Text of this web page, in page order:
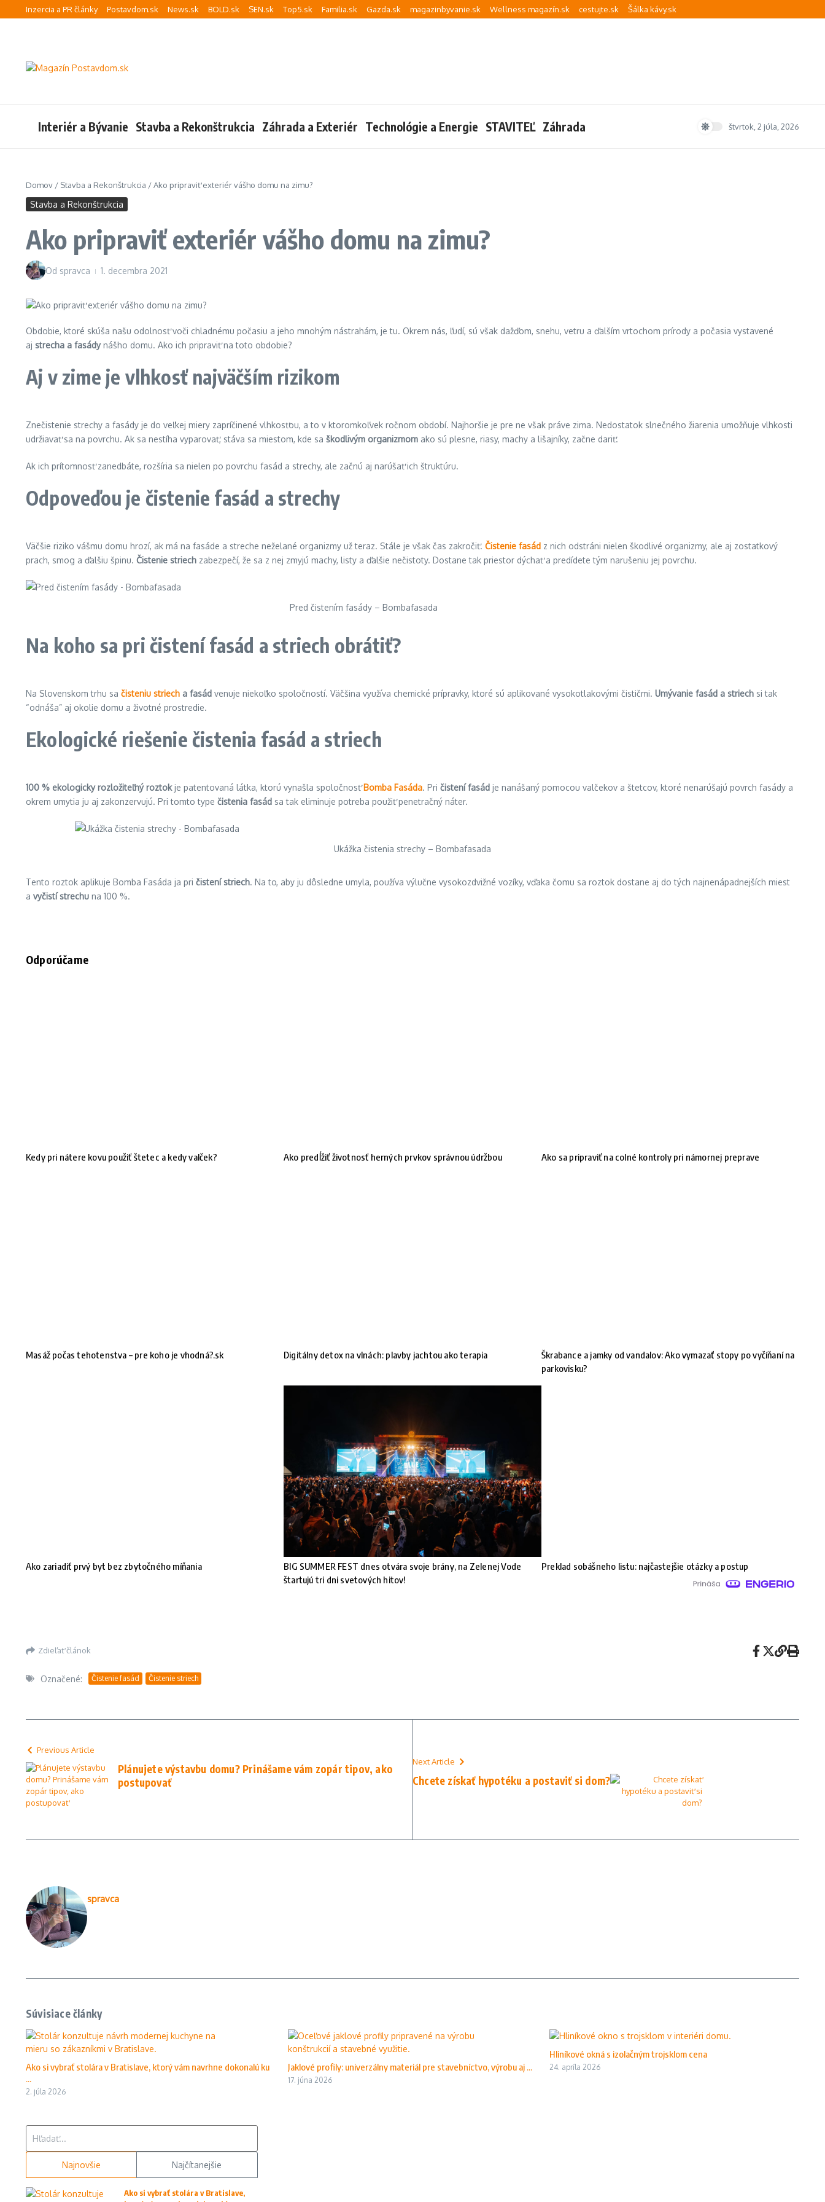
Preskočiť na obsah
Inzercia a PR články Postavdom.sk News.sk BOLD.sk SEN.sk Top5.sk Familia.sk Gazda.sk magazinbyvanie.sk Wellness magazín.sk cestujte.sk Šálka kávy.sk
Interiér a Bývanie Stavba a Rekonštrukcia Záhrada a Exteriér Technológie a Energie STAVITEĽ Záhrada štvrtok, 2 júla, 2026
Domov / Stavba a Rekonštrukcia /Ako pripraviť exteriér vášho domu na zimu?
Stavba a Rekonštrukcia
Ako pripraviť exteriér vášho domu na zimu?
Od spravca 1. decembra 2021
Obdobie, ktoré skúša našu odolnosť voči chladnému počasiu a jeho mnohým nástrahám, je tu. Okrem nás, ľudí, sú však dažďom, snehu, vetru a ďalším vrtochom prírody a počasia vystavené
aj strecha a fasádynášho domu. Ako ich pripraviť na toto obdobie?
Aj v zime je vlhkosť najväčším rizikom
Znečistenie strechy a fasády je do veľkej miery zapríčinené vlhkosťou, a to v ktoromkoľvek ročnom období. Najhoršie je pre ne však práve zima. Nedostatok slnečného žiarenia umožňuje vlhkosti
udržiavať sa na povrchu. Ak sa nestíha vyparovať, stáva sa miestom, kde sa škodlivým organizmom ako sú plesne, riasy, machy a lišajníky, začne dariť.
Ak ich prítomnosť zanedbáte, rozšíria sa nielen po povrchu fasád a strechy, ale začnú aj narúšať ich štruktúru.
Odpoveďou je čistenie fasád a strechy
Väčšie riziko vášmu domu hrozí, ak má na fasáde a streche neželané organizmy už teraz. Stále je však čas zakročiť. Čistenie fasád z nich odstráni nielen škodlivé organizmy, ale aj zostatkový
prach, smog a ďalšiu špinu. Čistenie striech zabezpečí, že sa z nej zmyjú machy, listy a ďalšie nečistoty. Dostane tak priestor dýchať a predídete tým narušeniu jej povrchu.
Pred čistením fasády – Bombafasada
Na koho sa pri čistení fasád a striech obrátiť?
Na Slovenskom trhu sa čisteniu striech a fasád venuje niekoľko spoločností. Väčšina využíva chemické prípravky, ktoré sú aplikované vysokotlakovými čističmi. Umývanie fasád a striech si tak
“odnáša” aj okolie domu a životné prostredie.
Ekologické riešenie čistenia fasád a striech
100 % ekologicky rozložiteľný roztokje patentovaná látka, ktorú vynašla spoločnosťBomba Fasáda. Pri čistení fasád je nanášaný pomocou valčekov a štetcov, ktoré nenarúšajú povrch fasády a
okrem umytia ju aj zakonzervujú. Pri tomto type čistenia fasád sa tak eliminuje potreba použiť penetračný náter.
Ukážka čistenia strechy – Bombafasada
Tento roztok aplikuje Bomba Fasáda ja pri čistení striech. Na to, aby ju dôsledne umyla, používa výlučne vysokozdvižné vozíky, vďaka čomu sa roztok dostane aj do tých najnenápadnejších miest
a vyčistí strechu na 100 %.
Odporúčame
Kedy pri nátere kovu použiť štetec a kedy valček? Ako predĺžiť životnosť herných prvkov správnou údržbou Ako sa pripraviť na colné kontroly pri námornej preprave
Masáž počas tehotenstva – pre koho je vhodná?.sk Digitálny detox na vlnách: plavby jachtou ako terapia
Škrabance a jamky od vandalov: Ako vymazať stopy po vyčíňaní na
parkovisku?
Ako zariadiť prvý byt bez zbytočného míňania
BIG SUMMER FEST dnes otvára svoje brány, na Zelenej Vode
štartujú tri dni svetových hitov!
Preklad sobášneho listu: najčastejšie otázky a postup
Zdieľať článok
Označené: Čistenie fasád Čistenie striech
Previous Article
Plánujete výstavbu domu? Prinášame vám zopár tipov, ako
postupovať
Next Article
Chcete získať hypotéku a postaviť si dom?
spravca
Súvisiace články
Ako si vybrať stolára v Bratislave, ktorý vám navrhne dokonalú ku
...
2. júla 2026
Jaklové profily: univerzálny materiál pre stavebníctvo, výrobu aj ...
17. júna 2026
Hliníkové okná s izolačným trojsklom cena
24. apríla 2026
Najnovšie Najčítanejšie
Ako si vybrať stolára v Bratislave,